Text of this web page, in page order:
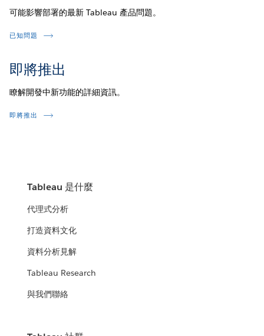
可能影響部署的最新 Tableau 產品問題。
已知問題
即將推出
瞭解開發中新功能的詳細資訊。
即將推出
Tableau 是什麼
代理式分析
打造資料文化
資料分析見解
Tableau Research
與我們聯絡